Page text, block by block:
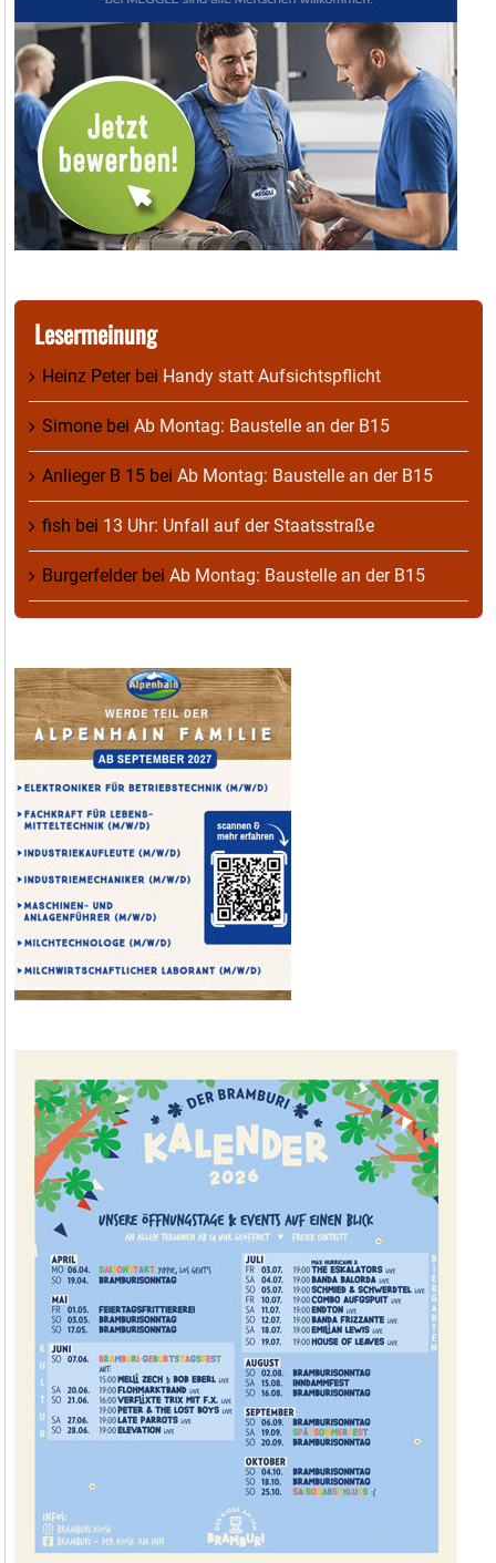
Lesermeinung
Heinz Peterbei Handy statt Aufsichtspflicht
Simone bei Ab Montag: Baustelle an der B15
Anlieger B 15 bei Ab Montag: Baustelle an der B15
fish bei 13 Uhr: Unfall auf der Staatsstraße
Burgerfelderbei Ab Montag: Baustelle an der B15